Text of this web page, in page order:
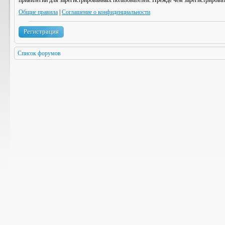
Общие правила Соглашение о конфиденциальности
Регистрация
Список форумов